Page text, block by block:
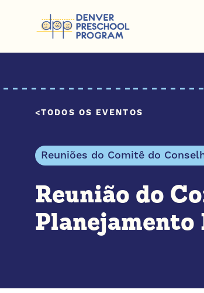
TODOS OS EVENTOS
Reuniões do Comitê do
Reunião do